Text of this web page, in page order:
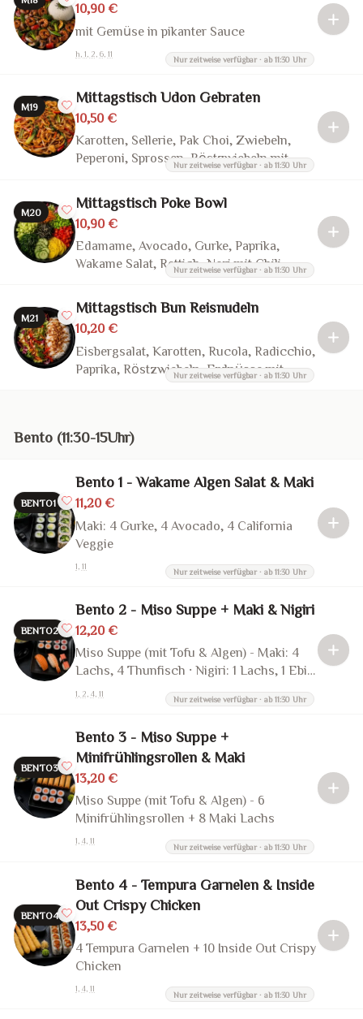
10,90 €
mit Gemüse in pikanter Sauce
h, 1, 2, 6, 11
Nur zeitweise verfügbar · ab 11:30 Uhr
M19
Mittagstisch Udon Gebraten
10,50 €
Karotten, Sellerie, Pak Choi, Zwiebeln,
Peperoni, Sprossen, Röstzwiebeln mit
Nur zeitweise verfügbar · ab 11:30 Uhr
M20
Mittagstisch Poke Bowl
10,90 €
Edamame, Avocado, Gurke, Paprika,
Wakame Salat, Rettich, Nori mit Chili-
Mayo-Sauce oder Vegan Teriyaki Sauce
Nur zeitweise verfügbar · ab 11:30 Uhr
M21
Mittagstisch Bun Reisnudeln
10,20 €
Eisbergsalat, Karotten, Rucola, Radicchio,
Paprika, Röstzwiebeln, Erdnüsse mit
hausgemachte Fischsauce oder vegan
Nur zeitweise verfügbar · ab 11:30 Uhr
Bento (11:30-15Uhr)
BENTO1
Bento 1 - Wakame Algen Salat & Maki
11,20 €
Maki: 4 Gurke, 4 Avocado, 4 California
Veggie
1, 11
Nur zeitweise verfügbar · ab 11:30 Uhr
BENTO2
Bento 2 - Miso Suppe + Maki & Nigiri
12,20 €
Miso Suppe (mit Tofu & Algen) - Maki: 4
Lachs, 4 Thunfisch · Nigiri: 1 Lachs, 1 Ebi,
1 Kani
1, 2, 4, 11
Nur zeitweise verfügbar · ab 11:30 Uhr
BENTO3
Bento 3 - Miso Suppe +
Minifrühlingsrollen & Maki
13,20 €
Miso Suppe (mit Tofu & Algen) - 6
Minifrühlingsrollen + 8 Maki Lachs
1, 4, 11
Nur zeitweise verfügbar · ab 11:30 Uhr
BENTO4
Bento 4 - Tempura Garnelen & Inside
Out Crispy Chicken
13,50 €
4 Tempura Garnelen + 10 Inside Out Crispy
Chicken
1, 4, 11
Nur zeitweise verfügbar · ab 11:30 Uhr